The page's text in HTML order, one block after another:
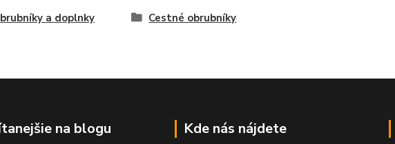
a doplnky Cestné obrubníky
na blogu Kde nás nájdete